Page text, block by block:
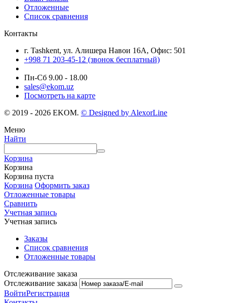
Отложенные
Список сравнения
Контакты
г. Tashkent, ул. Алишера Навои 16А, Офис: 501
+998 71 203-45-12 (звонок бесплатный)
Пн-Cб 9.00 - 18.00
sales@ekom.uz
Посмотреть на карте
© 2019 - 2026 EKOM. © Designed by AlexorLine
Меню
Найти
Корзина
Корзина
Корзина пуста
Корзина Оформить заказ
Отложенные товары
Сравнить
Учетная запись
Учетная запись
Заказы
Список сравнения
Отложенные товары
Отслеживание заказа
Отслеживание заказа
ВойтиРегистрация